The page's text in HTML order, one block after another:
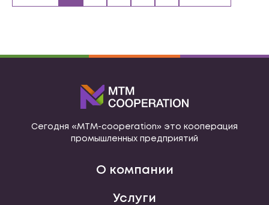
Сегодня «МТМ-cooperation» это кооперация
промышленных предприятий
О компании
Услуги